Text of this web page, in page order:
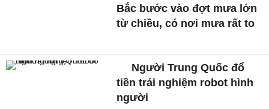
Bắc bước vào đợt mưa lớn
từ chiều, có nơi mưa rất to
Người Trung Quốc đổ
tiền trải nghiệm robot hình
người